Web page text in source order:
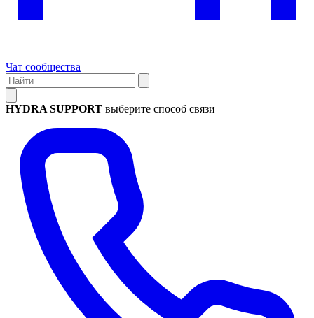
Чат сообщества
HYDRA SUPPORT выберите способ связи